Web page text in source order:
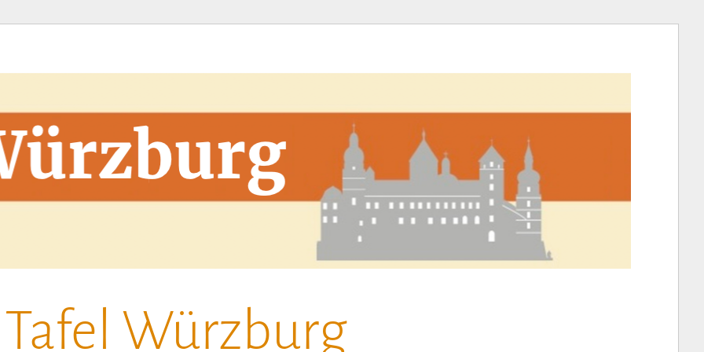
Tafel Würzburg